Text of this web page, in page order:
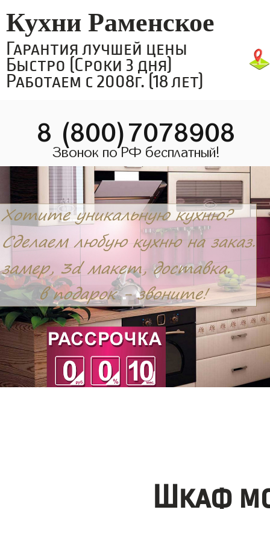
Кухни Раменское
Гарантия лучшей цены
Быстро (Сроки 3 дня)
Работаем с 2008г. (18 лет)
8 (800)7078908
Звонок по РФ бесплатный!
Шкаф